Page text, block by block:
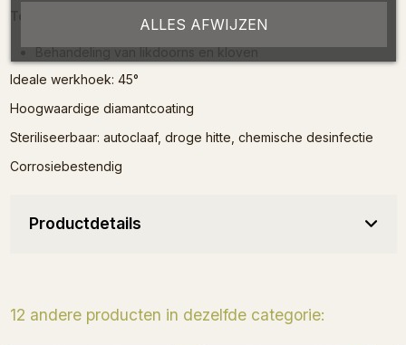
Toepassing bij pedicure:
Ideale werkhoek: 45°
Hoogwaardige diamantcoating
Steriliseerbaar: autoclaaf, droge hitte, chemische desinfectie
Corrosiebestendig
Productdetails
12 andere producten in dezelfde categorie:
ALLES AFWIJZEN